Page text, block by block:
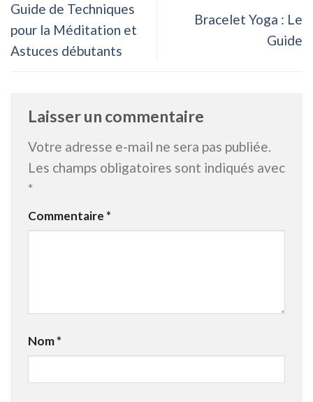
Guide de Techniques
pour la Méditation et
Astuces débutants
Bracelet Yoga : Le
Guide
Laisser un commentaire
Votre adresse e-mail ne sera pas publiée.
Les champs obligatoires sont indiqués avec
*
Commentaire*
Nom*